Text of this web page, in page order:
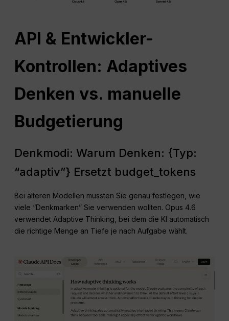
API & Entwickler-
Kontrollen: Adaptives
Denken vs. manuelle
Budgetierung
Denkmodi: Warum Denken: {Typ:
“adaptiv”} Ersetzt budget_tokens
Bei älteren Modellen mussten Sie genau festlegen, wie
viele “Denkmarken” Sie verwenden wollten. Opus 4.6
verwendet Adaptive Thinking, bei dem die KI automatisch
die richtige Menge an Tiefe je nach Aufgabe wählt.